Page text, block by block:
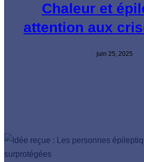
Chaleur et
attention aux
juin 25, 2025